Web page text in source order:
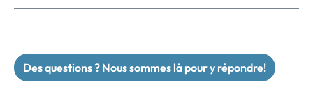
Des questions ? Nous sommes là pour y répondre!